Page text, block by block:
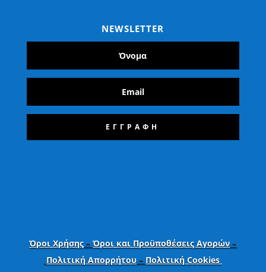
NEWSLETTER
ΕΓΓΡΑΦΗ
Όροι Χρήσης –Όροι και Προϋποθέσεις Αγορών–
Πολιτική Απορρήτου– Πολιτική Cookies